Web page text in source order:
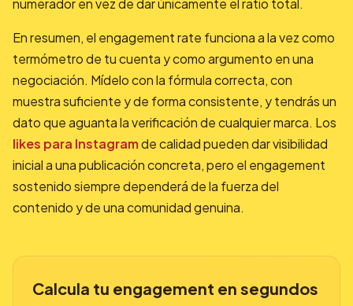
numerador en vez de dar únicamente el ratio total.
En resumen, el engagement rate funciona a la vez como
termómetro de tu cuenta y como argumento en una
negociación. Mídelo con la fórmula correcta, con
muestra suficiente y de forma consistente, y tendrás un
dato que aguanta la verificación de cualquier marca. Los
likes para Instagramde calidad pueden dar visibilidad
inicial a una publicación concreta, pero el engagement
sostenido siempre dependerá de la fuerza del
contenido y de una comunidad genuina.
Calcula tu engagement en segundos